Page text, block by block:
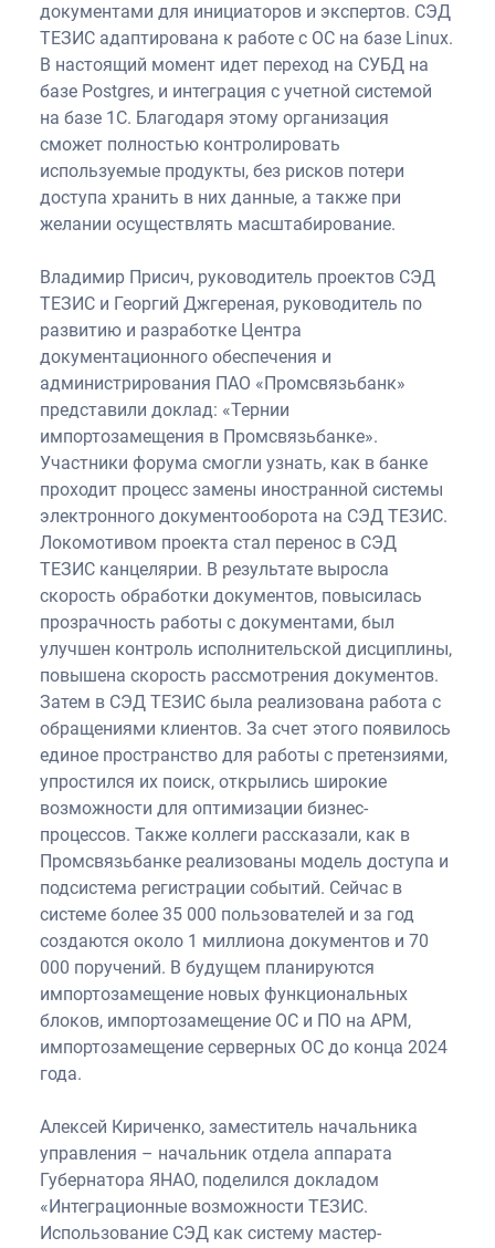
документами для инициаторов и экспертов. СЭД
ТЕЗИС адаптирована к работе с ОС на базе Linux.
В настоящий момент идет переход на СУБД на
базе Postgres, и интеграция с учетной системой
на базе 1С. Благодаря этому организация
сможет полностью контролировать
используемые продукты, без рисков потери
доступа хранить в них данные, а также при
желании осуществлять масштабирование.
Владимир Присич, руководитель проектов СЭД
ТЕЗИС и Георгий Джгереная, руководитель по
развитию и разработке Центра
документационного обеспечения и
администрирования ПАО «Промсвязьбанк»
представили доклад: «Тернии
импортозамещения в Промсвязьбанке».
Участники форума смогли узнать, как в банке
проходит процесс замены иностранной системы
электронного документооборота на СЭД ТЕЗИС.
Локомотивом проекта стал перенос в СЭД
ТЕЗИС канцелярии. В результате выросла
скорость обработки документов, повысилась
прозрачность работы с документами, был
улучшен контроль исполнительской дисциплины,
повышена скорость рассмотрения документов.
Затем в СЭД ТЕЗИС была реализована работа с
обращениями клиентов. За счет этого появилось
единое пространство для работы с претензиями,
упростился их поиск, открылись широкие
возможности для оптимизации бизнес-
процессов. Также коллеги рассказали, как в
Промсвязьбанке реализованы модель доступа и
подсистема регистрации событий. Сейчас в
системе более 35 000 пользователей и за год
создаются около 1 миллиона документов и 70
000 поручений. В будущем планируются
импортозамещение новых функциональных
блоков, импортозамещение ОС и ПО на АРМ,
импортозамещение серверных ОС до конца 2024
года.
Алексей Кириченко, заместитель начальника
управления – начальник отдела аппарата
Губернатора ЯНАО, поделился докладом
«Интеграционные возможности ТЕЗИС.
Использование СЭД как систему мастер-